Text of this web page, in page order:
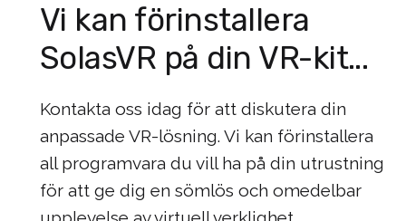
Vi kan förinstallera
SolasVR på din VR-kit...
Kontakta oss idag för att diskutera din
anpassade VR-lösning. Vi kan förinstallera
all programvara du vill ha på din utrustning
för att ge dig en sömlös och omedelbar